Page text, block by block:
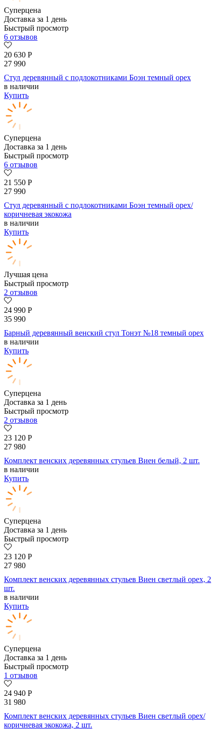
Суперцена
Доставка за 1 день
Быстрый просмотр
6 отзывов
20 630 Р
27 990
Стул деревянный с подлокотниками Боэн темный орех
в наличии
Купить
Суперцена
Доставка за 1 день
Быстрый просмотр
6 отзывов
21 550 Р
27 990
Стул деревянный с подлокотниками Боэн темный орех/
коричневая экокожа
в наличии
Купить
Лучшая цена
Быстрый просмотр
2 отзывов
24 990 Р
35 990
Барный деревянный венский стул Тонэт №18 темный орех
в наличии
Купить
Суперцена
Доставка за 1 день
Быстрый просмотр
2 отзывов
23 120 Р
27 980
Комплект венских деревянных стульев Виен белый, 2 шт.
в наличии
Купить
Суперцена
Доставка за 1 день
Быстрый просмотр
23 120 Р
27 980
Комплект венских деревянных стульев Виен светлый орех, 2
шт.
в наличии
Купить
Суперцена
Доставка за 1 день
Быстрый просмотр
1 отзывов
24 940 Р
31 980
Комплект венских деревянных стульев Виен светлый орех/
коричневая экокожа, 2 шт.